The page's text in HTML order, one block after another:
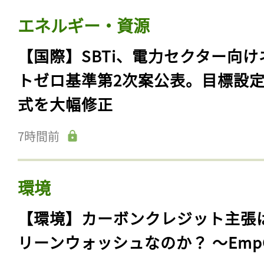
エネルギー・資源
【国際】SBTi、電力セクター向
トゼロ基準第2次案公表。目標設
式を大幅修正
7時間前
環境
【環境】カーボンクレジット主張
リーンウォッシュなのか？ 〜